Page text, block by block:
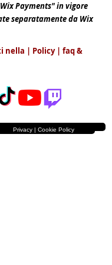
Payments" in vigore
separatamente da Wix
nella | Policy | faq &
Privacy | Cookie Policy